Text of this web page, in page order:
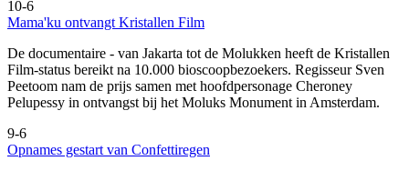
10-6
Mama'ku ontvangt Kristallen Film
De documentaire - van Jakarta tot de Molukken heeft de Kristallen
Film-status bereikt na 10.000 bioscoopbezoekers. Regisseur Sven
Peetoom nam de prijs samen met hoofdpersonage Cheroney
Pelupessy in ontvangst bij het Moluks Monument in Amsterdam.
9-6
Opnames gestart van Confettiregen